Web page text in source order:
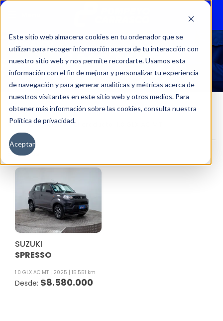
Este sitio web almacena cookies en tu ordenador que se
utilizan para recoger información acerca de tu interacción con
nuestro sitio web y nos permite recordarte. Usamos esta
información con el fin de mejorar y personalizar tu experiencia
de navegación y para generar analíticas y métricas acerca de
nuestros visitantes en este sitio web y otros medios. Para
obtener más información sobre las cookies, consulta nuestra
Política de privacidad.
Aceptar
1.0 GLX AC MT
Inicio Versión del producto
Filtros
SUZUKI
SPRESSO
1.0 GLX AC MT 2025 15.551 km
$8.580.000